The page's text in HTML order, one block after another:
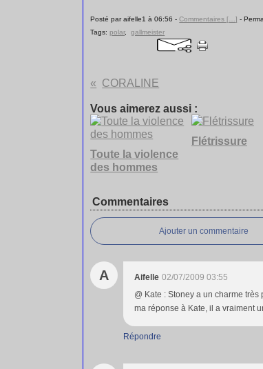
Posté par aifelle1 à 06:56 -Commentaires [ …] -
Tags:polar,gallmeister
CORALINE
Vous aimerez aussi :
Toute la violence
des hommes
Flétrissure
Commentaires
Ajouter un commentaire
A Aifelle 02/07/2009 03:55
@ Kate : Stoney a un charme
ma réponse à Kate, il a vraiment
Répondre